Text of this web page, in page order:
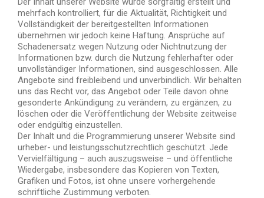
mehrfach kontrolliert, für die Aktualität, Richtigkeit und
Vollständigkeit der bereitgestellten Informationen
übernehmen wir jedoch keine Haftung. Ansprüche auf
Schadenersatz wegen Nutzung oder Nichtnutzung der
Informationen bzw. durch die Nutzung fehlerhafter oder
unvollständiger Informationen, sind ausgeschlossen. Alle
Angebote sind freibleibend und unverbindlich. Wir behalten
uns das Recht vor, das Angebot oder Teile davon ohne
gesonderte Ankündigung zu verändern, zu ergänzen, zu
löschen oder die Veröffentlichung der Website zeitweise
oder endgültig einzustellen.
Der Inhalt und die Programmierung unserer Website sind
urheber- und leistungsschutzrechtlich geschützt. Jede
Vervielfältigung – auch auszugsweise – und öffentliche
Wiedergabe, insbesondere das Kopieren von Texten,
Grafiken und Fotos, ist ohne unsere vorhergehende
schriftliche Zustimmung verboten.